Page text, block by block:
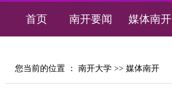
首页 南开要闻 媒体南开
您当前的位置 ： 南开大学 >> 媒体南开